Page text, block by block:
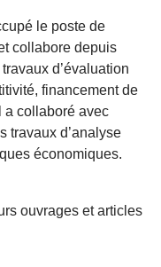
le poste de
collabore depuis
d’évaluation
financement de
a collaboré avec
travaux d’analyse
économiques.
ouvrages et articles